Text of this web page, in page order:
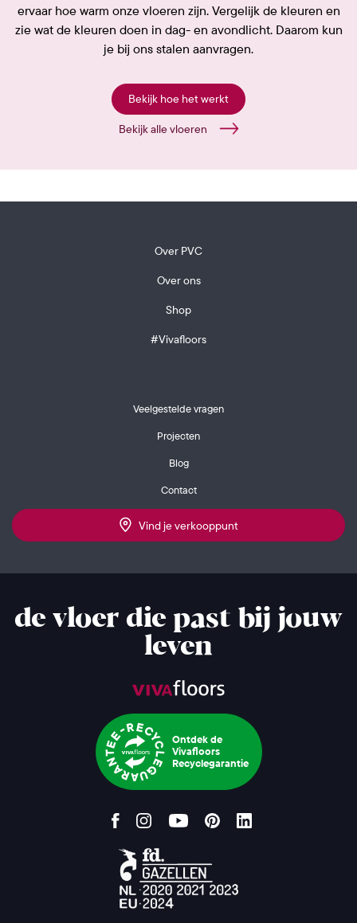
ervaar hoe warm onze vloeren zijn. Vergelijk de kleuren en
zie wat de kleuren doen in dag- en avondlicht. Daarom kun
je bij ons stalen aanvragen.
Bekijk hoe het werkt
Bekijk alle vloeren
Over PVC
Over ons
Shop
#Vivafloors
Veelgestelde vragen
Projecten
Blog
Contact
Vind je verkooppunt
de vloer die past bij jouw
leven
Ontdek de
Vivafloors
Recyclegarantie